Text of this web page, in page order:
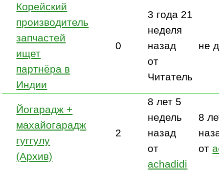
Корейский
производитель
запчастей
ищет
партнёра в
Индии
0
3 года 21
неделя
назад
от
Читатель
не
Йогарадж +
махайогарадж
гуггулу
(Архив)
2
8 лет 5
недель
назад
от
achadidi
8
от